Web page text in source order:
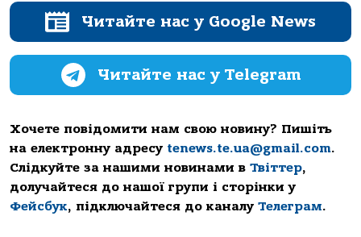
Читайте нас у Google News
Читайте нас у Telegram
Хочете повідомити нам свою новину? Пишіть
на електронну адресу tenews.te.ua@gmail.com.
Слідкуйте за нашими новинами в Твіттер,
долучайтеся до нашої групи і сторінки у
Фейсбук, підключайтеся до каналу Телеграм.